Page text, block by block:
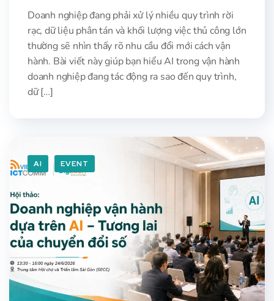
Doanh nghiệp đang phải xử lý nhiều quy trình rời
rạc, dữ liệu phân tán và khối lượng việc thủ công lớn
thường sẽ nhìn thấy rõ nhu cầu đổi mới cách vận
hành. Bài viết này giúp bạn hiểu AI trong vận hành
doanh nghiệp đang tác động ra sao đến quy trình,
dữ […]
AI EVENT